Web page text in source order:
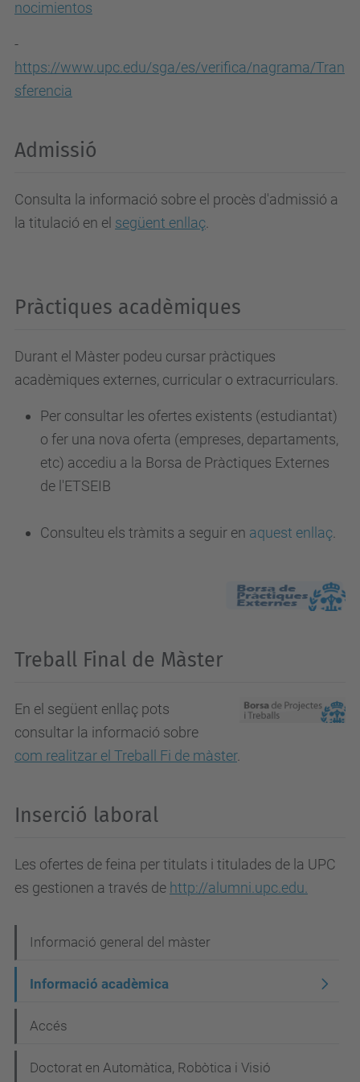
nocimientos
-
https://www.upc.edu/sga/es/verifica/nagrama/Tran
sferencia
Admissió
Consulta la informació sobre el procès d'admissió a
la titulació en el següent enllaç
Pràctiques acadèmiques
Durant el Màster podeu cursar pràctiques
acadèmiques externes, curricular o extracurriculars.
Per consultar les ofertes existents (estudiantat)
o fer una nova oferta (empreses, departaments,
etc) accediu a la Borsa de Pràctiques Externes
de l'ETSEIB
Consulteu els tràmits a seguir en aquest enllaç
Treball Final de Màster
En el següent enllaç pots
consultar la informació sobre
com realitzar el Treball Fi de màster.
Inserció laboral
Les ofertes de feina per titulats i titulades de la UPC
es gestionen a través de http://alumni.upc.edu.
a
v
g
Informació general del màster
Informació acadèmica
Accés
Doctorat en Automàtica, Robòtica i Visió